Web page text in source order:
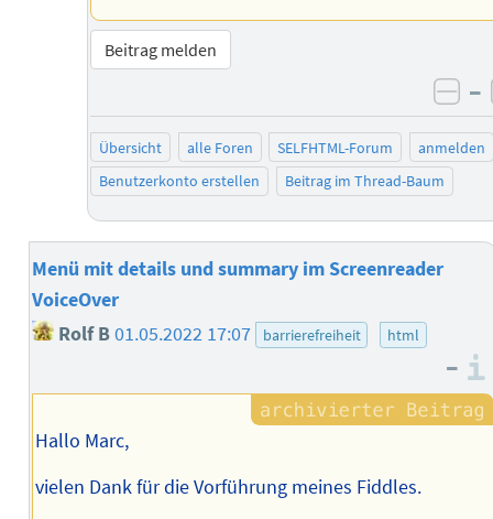
Beitrag melden
–
Übersicht alle Foren SELFHTML-Forum
anmelden
Benutzerkonto erstellen
Beitrag im Thread-Baum
Menü mit details und summary im Screenreader
VoiceOver
Rolf B01.05.2022 17:07 barrierefreiheit html
–
Hallo Marc,
vielen Dank für die Vorführung meines Fiddles.